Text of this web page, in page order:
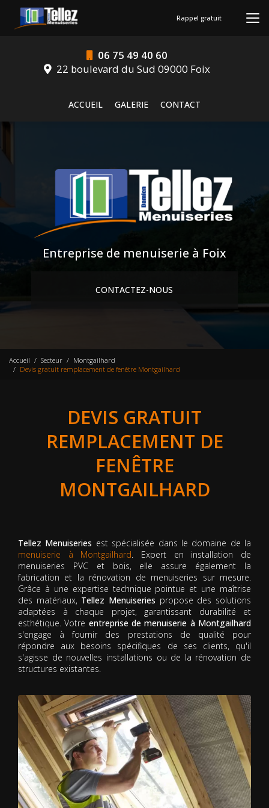
contenu
06 75 49 40 60
22 boulevard du Sud 09000 Foix
ACCUEIL
GALERIE CONTACT
Rappel gratuit
Entreprise de menuiserie à Foix
CONTACTEZ-NOUS
Accueil Secteur
Montgailhard
Devis gratuit remplacement de fenêtre Montgailhard
DEVIS GRATUIT
REMPLACEMENT DE
FENÊTRE
MONTGAILHARD
Tellez Menuiseries est spécialisée dans le domaine de la
menuiserie à Montgailhard. Expert en installation de
menuiseries PVC et bois, elle assure également la
fabrication et la rénovation de menuiseries sur mesure.
Grâce à une expertise technique pointue et une maîtrise
des matériaux, Tellez Menuiseries propose des solutions
adaptées à chaque projet, garantissant durabilité et
esthétique. Votre entreprise de menuiserie à Montgailhard
s'engage à fournir des prestations de qualité pour
répondre aux besoins spécifiques de ses clients, qu'il
s'agisse de nouvelles installations ou de la rénovation de
structures existantes.